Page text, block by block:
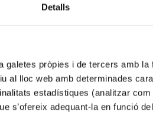
Detalls
galetes pròpies i de tercers amb
al lloc web amb determinades
estadístiques (analitzar
s’ofereix adequant-la en funció